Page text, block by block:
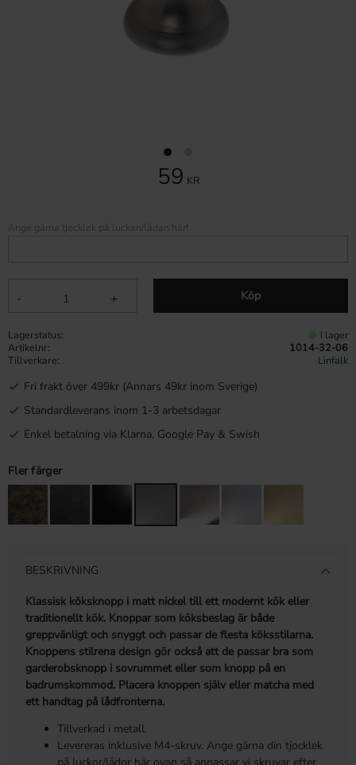
59 KR
+
- Köp
Ange gärna tjocklek på luckan/lådan här!
Lagerstatus I lager
Artikelnr
1014-32-06
Tillverkare
Linfalk
Fri frakt över 499kr (Annars 49kr inom Sverige)
Standardleverans inom 1-3 arbetsdagar
Enkel betalning via Klarna, Google Pay & Swish
Fler färger
BESKRIVNING
Klassisk köksknopp i matt nickel till ett modernt kök eller
traditionellt kök. Knoppar som köksbeslag är både
greppvänligt och snyggt och passar de flesta köksstilarna.
Knoppens stilrena design gör också att de passar bra som
garderobsknopp i sovrummet eller som knopp på en
badrumskommod. Placera knoppen själv eller matcha med
ett handtag på lådfronterna.
Tillverkad i metall.
Levereras inklusive M4-skruv. Ange gärna din tjocklek
på luckor/lådor här ovan så anpassar vi skruvar efter